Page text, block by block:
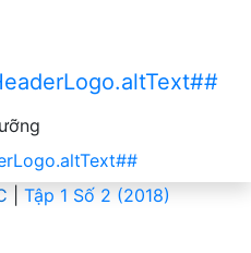
hiện tại là:
Tập 1 Số 2 (2018)